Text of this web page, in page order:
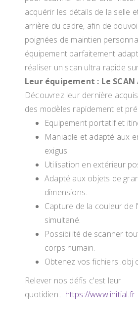
acquérir les détails de la selle
arrière du cadre, afin de
poignées de maintien
équipement parfaitement
réaliser un scan ultra rapide
Leur équipement : Le SCAN
Découvrez leur dernière
des modèles rapidement et
Equipement portatif et
Maniable et adapté aux
exigus.
Utilisation en extérieur
Adapté aux objets de
dimensions.
Capture de la couleur de
simultané.
Possibilité de scanner
corps humain.
Obtenez vos fichiers .obj
Relever nos défis c'est leur
quotidien... https://www.initial.fr